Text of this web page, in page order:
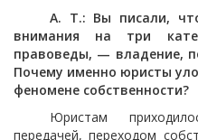
А. Т.: Вы писали,
внимания на три
правоведы, — владение,
Почему именно юристы
феномене собственности?
Юристам
передачей, переходом